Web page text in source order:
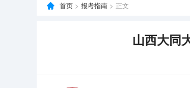
首页 > 报考指南 > 正文
山西大同